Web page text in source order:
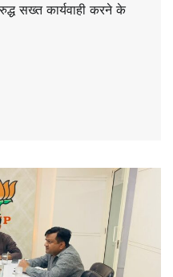
सख्त कार्यवाही करने के